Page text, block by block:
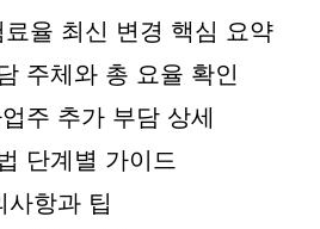
율 최신 변경 핵심 요약
주체와 총 요율 확인
주 추가 부담 상세
단계별 가이드
사항과 팁